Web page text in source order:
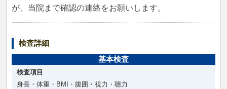
が、当院まで確認の連絡をお願いします。
検査詳細
基本検査
検査項目
身長・体重・BMI・腹囲・視力・聴力